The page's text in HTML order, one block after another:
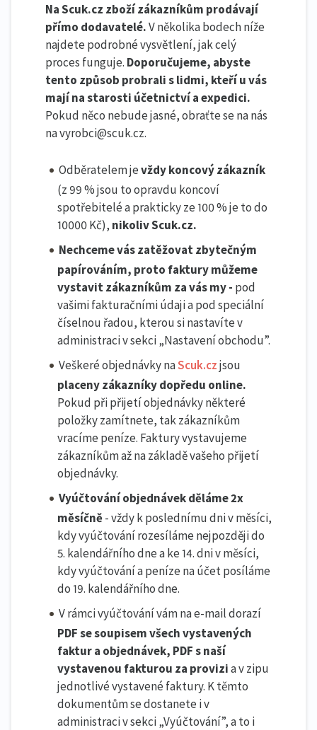
Na Scuk.cz zboží zákazníkům prodávají
přímo dodavatelé.V několika bodech níže
najdete podrobné vysvětlení, jak celý
proces funguje. Doporučujeme, abyste
tento způsob probrali s lidmi, kteří u vás
mají na starosti účetnictví a expedici.
Pokud něco nebude jasné, obraťte se na nás
na vyrobci@scuk.cz.
Odběratelem jevždy koncový zákazník
(z 99 % jsou to opravdu koncoví
spotřebitelé a prakticky ze 100 % je to do
10000 Kč), nikoliv Scuk.cz.
Nechceme vás zatěžovat zbytečným
papírováním, proto faktury můžeme
vystavit zákazníkům za vás my - pod
vašimi fakturačními údaji a pod speciální
číselnou řadou, kterou si nastavíte v
administraci v sekci „Nastavení obchodu”.
Veškeré objednávky naScuk.czjsou
placeny zákazníky dopředu online.
Pokud při přijetí objednávky některé
položky zamítnete, tak zákazníkům
vracíme peníze. Faktury vystavujeme
zákazníkům až na základě vašeho přijetí
objednávky.
Vyúčtování objednávek děláme 2x
měsíčně- vždy k poslednímu dni v měsíci,
kdy vyúčtování rozesíláme nejpozději do
5. kalendářního dne a ke 14. dni v měsíci,
kdy vyúčtování a peníze na účet posíláme
do 19. kalendářního dne.
V rámci vyúčtování vám na e-mail dorazí
PDF se soupisem všech vystavených
faktur a objednávek, PDF s naší
vystavenou fakturou za provizia v zipu
jednotlivé vystavené faktury. K těmto
dokumentům se dostanete i v
administraci v sekci „Vyúčtování”, a to i